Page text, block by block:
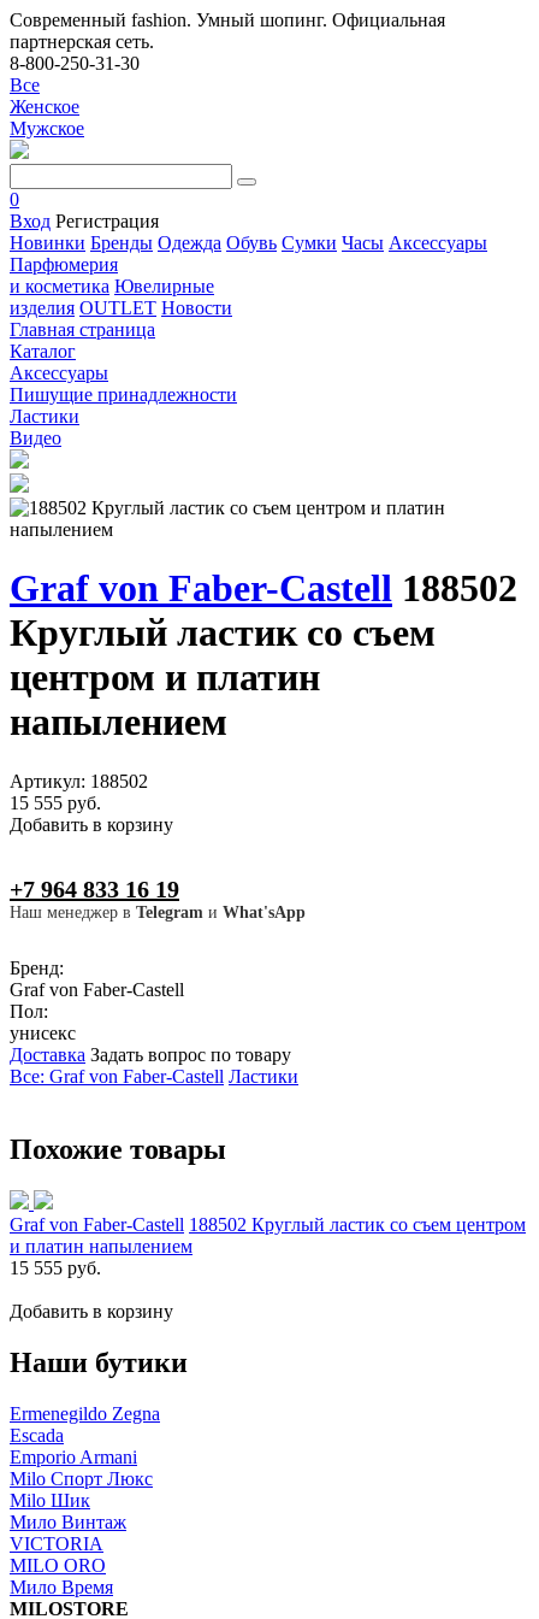
Современный fashion. Умный шопинг. Официальная
партнерская сеть.
8-800-250-31-30
Все
Женское
Мужское
0
Вход Регистрация
Новинки Бренды Одежда Обувь Сумки Часы Аксессуары
Парфюмерия
и косметика Ювелирные
изделия OUTLET Новости
Главная страница
Каталог
Аксессуары
Пишущие принадлежности
Ластики
Видео
Graf von Faber-Castell 188502
Круглый ластик со съем
центром и платин
напылением
Артикул: 188502
15 555 руб.
Добавить в корзину
+7 964 833 16 19
Наш менеджер в Telegram и What'sApp
Бренд:
Graf von Faber-Castell
Пол:
унисекс
Доставка Задать вопрос по товару
Все: Graf von Faber-Castell Ластики
Похожие товары
Graf von Faber-Castell 188502 Круглый ластик со съем центром
и платин напылением
15 555 руб.
Добавить в корзину
Наши бутики
Ermenegildo Zegna
Escada
Emporio Armani
Milo Спорт Люкс
Milo Шик
Мило Винтаж
VICTORIA
MILO ORO
Мило Время
MILOSTORE